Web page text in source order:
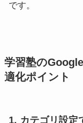
です。
学習塾の
適化ポイント
1. カテゴリ設定